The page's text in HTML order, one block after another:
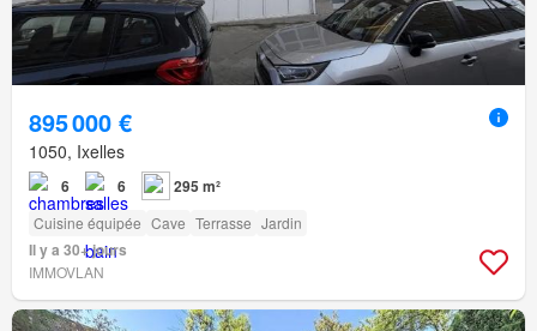
895 000 €
1050, Ixelles
6 6 295 m²
Cuisine équipée Cave Terrasse Jardin
Il y a 30+ jours
IMMOVLAN